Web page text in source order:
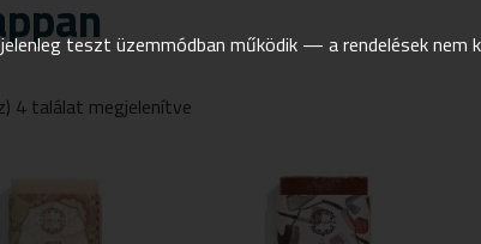
4 találat megjelenítve
teszt üzemmódban működik — a rendelések nem